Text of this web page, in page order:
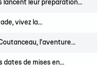
lancent leur préparation...
vivez la...
l'aventure...
dates de mises en...